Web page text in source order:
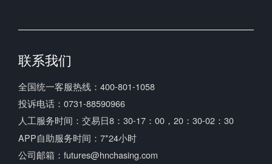
联系我们
全国统一客服热线：400-801-1058
投诉电话：0731-88590966
人工服务时间：交易日8：30-17：00，20：30-02：30
APP自助服务时间：7*24小时
公司邮箱：futures@hnchasing.com